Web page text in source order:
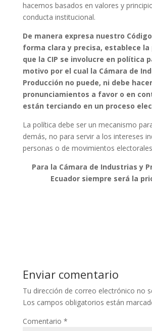
hacemos basados en valores y
conducta institucional.
De manera expresa nuestro
forma clara y precisa, establece la
que la CIP se involucre en política
motivo por el cual la Cámara de
Producción no puede, ni debe hacer
pronunciamientos a favor o en
están terciando en un proceso
La política debe ser un mecanismo
demás, no para servir a los intereses
personas o de movimientos
Para la Cámara de Industrias y
Ecuador siempre será la
Enviar comentario
Tu dirección de correo electrónico no
Los campos obligatorios están
Comentario *